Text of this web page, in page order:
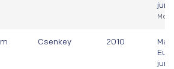
Csenkey 2010